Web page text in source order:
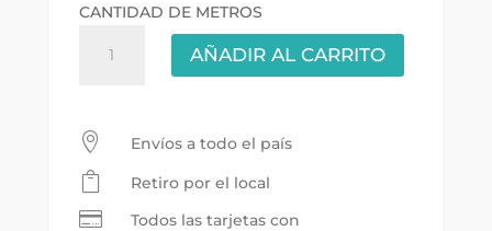
CANTIDAD DE METROS
Tusor
Natural
AÑADIR AL CARRITO
 Envíos a todo el país
 Retiro por el local

Todos las tarjetas con